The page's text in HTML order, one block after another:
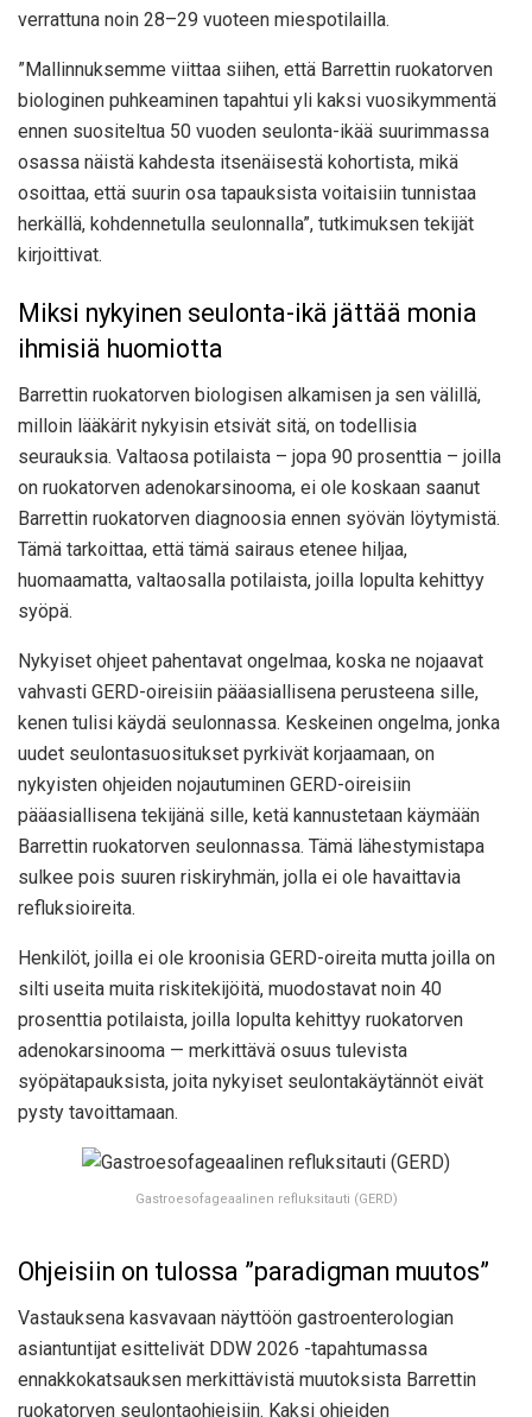
verrattuna noin 28–29 vuoteen miespotilailla.
”Mallinnuksemme viittaa siihen, että Barrettin ruokatorven
biologinen puhkeaminen tapahtui yli kaksi vuosikymmentä
ennen suositeltua 50 vuoden seulonta-ikää suurimmassa
osassa näistä kahdesta itsenäisestä kohortista, mikä
osoittaa, että suurin osa tapauksista voitaisiin tunnistaa
herkällä, kohdennetulla seulonnalla”, tutkimuksen tekijät
kirjoittivat.
Miksi nykyinen seulonta-ikä jättää monia
ihmisiä huomiotta
Barrettin ruokatorven biologisen alkamisen ja sen välillä,
milloin lääkärit nykyisin etsivät sitä, on todellisia
seurauksia. Valtaosa potilaista – jopa 90 prosenttia – joilla
on ruokatorven adenokarsinooma, ei ole koskaan saanut
Barrettin ruokatorven diagnoosia ennen syövän löytymistä.
Tämä tarkoittaa, että tämä sairaus etenee hiljaa,
huomaamatta, valtaosalla potilaista, joilla lopulta kehittyy
syöpä.
Nykyiset ohjeet pahentavat ongelmaa, koska ne nojaavat
vahvasti GERD-oireisiin pääasiallisena perusteena sille,
kenen tulisi käydä seulonnassa. Keskeinen ongelma, jonka
uudet seulontasuositukset pyrkivät korjaamaan, on
nykyisten ohjeiden nojautuminen GERD-oireisiin
pääasiallisena tekijänä sille, ketä kannustetaan käymään
Barrettin ruokatorven seulonnassa. Tämä lähestymistapa
sulkee pois suuren riskiryhmän, jolla ei ole havaittavia
refluksioireita.
Henkilöt, joilla ei ole kroonisia GERD-oireita mutta joilla on
silti useita muita riskitekijöitä, muodostavat noin 40
prosenttia potilaista, joilla lopulta kehittyy ruokatorven
adenokarsinooma — merkittävä osuus tulevista
syöpätapauksista, joita nykyiset seulontakäytännöt eivät
pysty tavoittamaan.
Gastroesofageaalinen refluksitauti (GERD)
Ohjeisiin on tulossa ”paradigman muutos”
Vastauksena kasvavaan näyttöön gastroenterologian
asiantuntijat esittelivät DDW 2026 -tapahtumassa
ennakkokatsauksen merkittävistä muutoksista Barrettin
ruokatorven seulontaohjeisiin. Kaksi ohjeiden